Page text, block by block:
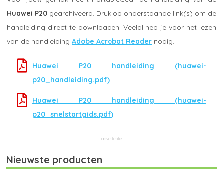
Huawei P20 gearchiveerd. Druk op onderstaande link(s) om de
handleiding direct te downloaden. Veelal heb je voor het lezen
van de handleiding Adobe Acrobat Reader nodig.
Huawei P20 handleiding (huawei-
p20_handleiding.pdf)
Huawei P20 handleiding (huawei-
p20_snelstartgids.pdf)
Nieuwste producten